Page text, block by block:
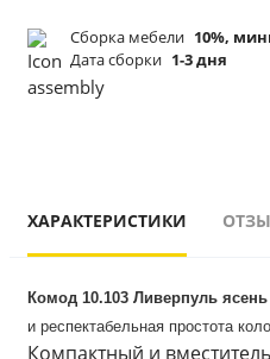
Сборка мебели 10%,
Дата сборки 1-3 дня
ХАРАКТЕРИСТИКИ
Комод 10.103 Ливерпуль
Компактный и